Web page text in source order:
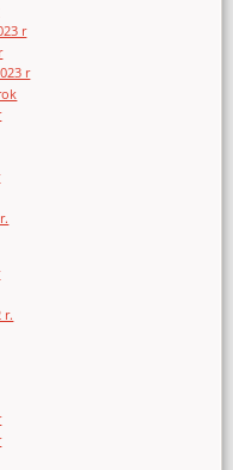
r
r
r.